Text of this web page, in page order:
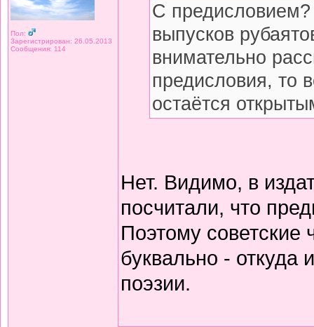
Пол:
Зарегистрирован: 26.05.2013
Сообщения: 114
С
выпусков
внимательно
предисловия, то
остаётся
Нет. Видимо, в
посчитали, что
Поэтому советские
буквально -
поэзии.